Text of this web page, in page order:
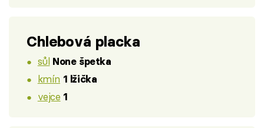
Chlebová placka
sůl None špetka
kmín 1 lžička
vejce 1